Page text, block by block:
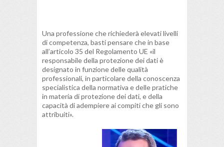
Una professione che richiederà elevati livelli
di competenza, basti pensare che in base
all’articolo 35 del Regolamento UE «il
responsabile della protezione dei dati è
designato in funzione delle qualità
professionali, in particolare della conoscenza
specialistica della normativa e delle pratiche
in materia di protezione dei dati, e della
capacità di adempiere ai compiti che gli sono
attribuiti».